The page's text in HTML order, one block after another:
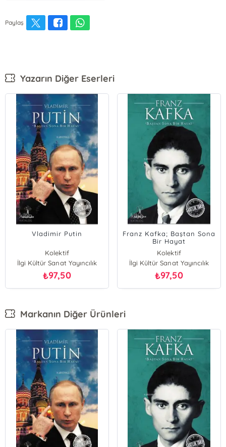
Paylaş
Yazarın Diğer Eserleri
Vladimir Putin
Kolektif
İlgi Kültür Sanat Yayıncılık
₺97,50
Franz Kafka; Baştan Sona
Bir Hayat
Kolektif
İlgi Kültür Sanat Yayıncılık
₺97,50
Markanın Diğer Ürünleri